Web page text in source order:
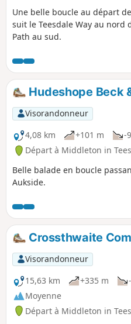
Une belle boucle au départ
suit le Teesdale Way au nord
Path au sud.
Hudeshope Beck
Visorandonneur
4,08 km
+101 m -
Départ à Middleton in
Belle balade en boucle
Aukside.
Crossthwaite
Visorandonneur
15,63 km
+335 m
Moyenne
Départ à Middleton in